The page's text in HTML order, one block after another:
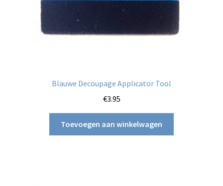
Blauwe Decoupage Applicator Tool
€3.95
Toevoegen aan winkelwagen